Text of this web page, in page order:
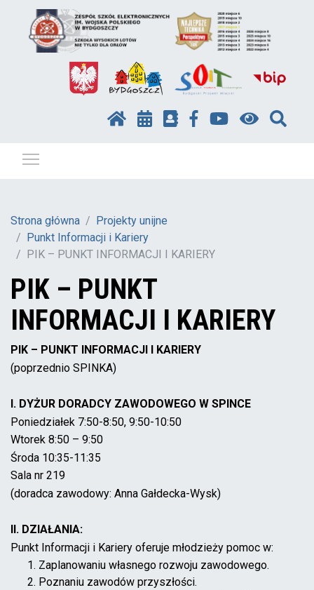
Strona główna
Projekty unijne
Punkt Informacji i Kariery
PIK – PUNKT INFORMACJI I KARIERY
PIK – PUNKT
INFORMACJI I KARIERY
PIK – PUNKT INFORMACJI I KARIERY
(poprzednio SPINKA)
I. DYŻUR DORADCY ZAWODOWEGO W SPINCE
Poniedziałek 7:50-8:50, 9:50-10:50
Wtorek 8:50 – 9:50
Środa 10:35-11:35
Sala nr 219
(doradca zawodowy: Anna Gałdecka-Wysk)
II. DZIAŁANIA:
Punkt Informacji i Kariery oferuje młodzieży pomoc w:
Zaplanowaniu własnego rozwoju zawodowego.
Poznaniu zawodów przyszłości.